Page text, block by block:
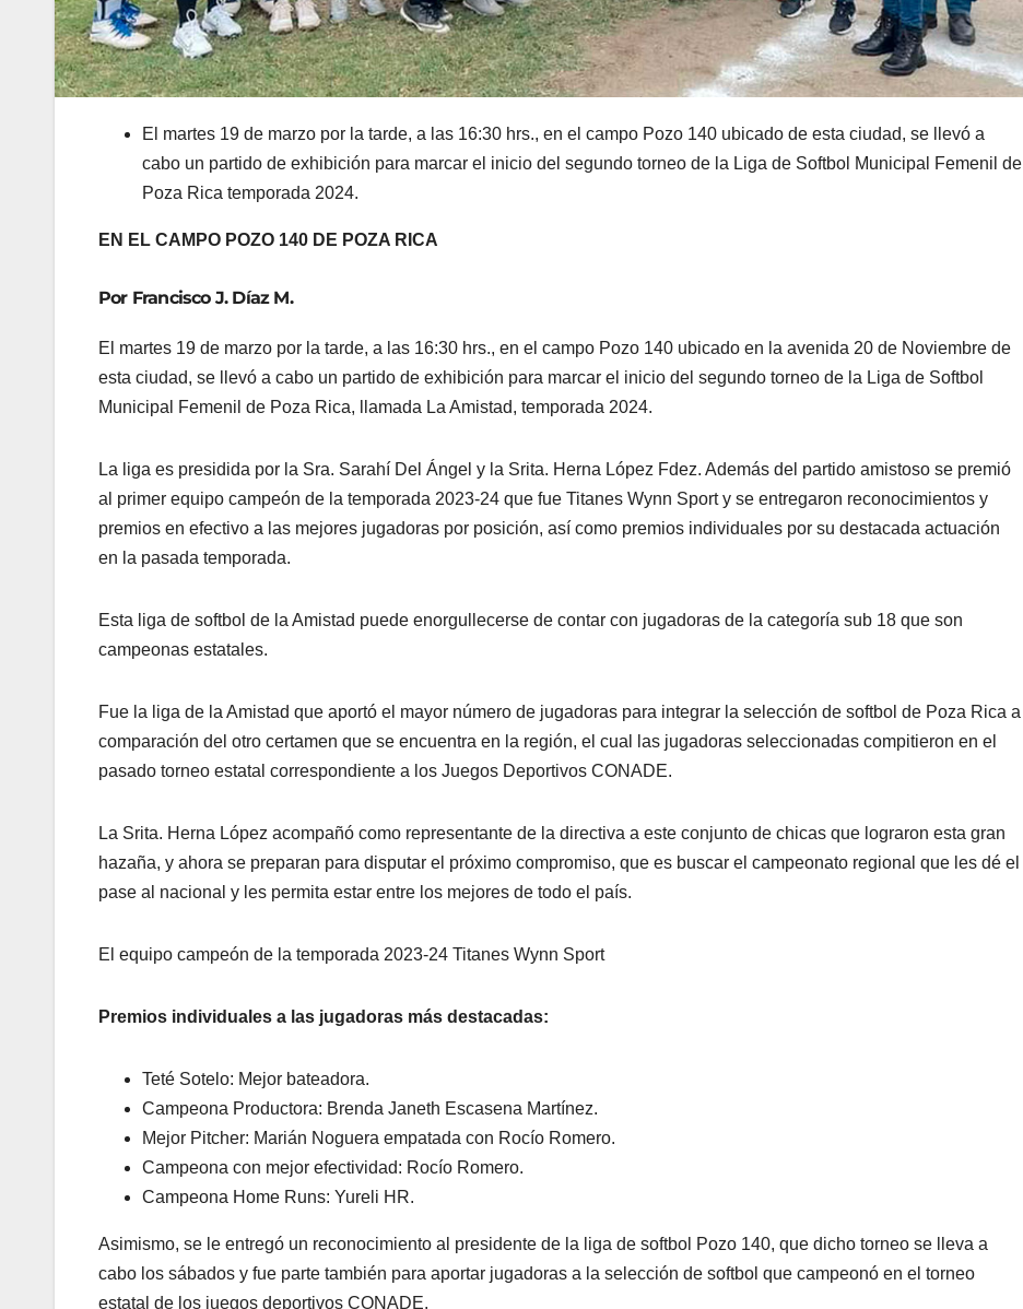
El martes 19 de marzo por la tarde, a las 16:30 hrs., en el campo Pozo 140 ubicado de esta ciudad, se llevó a
cabo un partido de exhibición para marcar el inicio del segundo torneo de la Liga de Softbol Municipal Femenil de
Poza Rica temporada 2024.
EN EL CAMPO POZO 140 DE POZA RICA
Por Francisco J. Díaz M.
El martes 19 de marzo por la tarde, a las 16:30 hrs., en el campo Pozo 140 ubicado en la avenida 20 de Noviembre de
esta ciudad, se llevó a cabo un partido de exhibición para marcar el inicio del segundo torneo de la Liga de Softbol
Municipal Femenil de Poza Rica, llamada La Amistad, temporada 2024.
La liga es presidida por la Sra. Sarahí Del Ángel y la Srita. Herna López Fdez. Además del partido amistoso se premió
al primer equipo campeón de la temporada 2023-24 que fue Titanes Wynn Sport y se entregaron reconocimientos y
premios en efectivo a las mejores jugadoras por posición, así como premios individuales por su destacada actuación
en la pasada temporada.
Esta liga de softbol de la Amistad puede enorgullecerse de contar con jugadoras de la categoría sub 18 que son
campeonas estatales.
Fue la liga de la Amistad que aportó el mayor número de jugadoras para integrar la selección de softbol de Poza Rica a
comparación del otro certamen que se encuentra en la región, el cual las jugadoras seleccionadas compitieron en el
pasado torneo estatal correspondiente a los Juegos Deportivos CONADE.
La Srita. Herna López acompañó como representante de la directiva a este conjunto de chicas que lograron esta gran
hazaña, y ahora se preparan para disputar el próximo compromiso, que es buscar el campeonato regional que les dé el
pase al nacional y les permita estar entre los mejores de todo el país.
El equipo campeón de la temporada 2023-24 Titanes Wynn Sport
Premios individuales a las jugadoras más destacadas:
Teté Sotelo: Mejor bateadora.
Campeona Productora: Brenda Janeth Escasena Martínez.
Mejor Pitcher: Marián Noguera empatada con Rocío Romero.
Campeona con mejor efectividad: Rocío Romero.
Campeona Home Runs: Yureli HR.
Asimismo, se le entregó un reconocimiento al presidente de la liga de softbol Pozo 140, que dicho torneo se lleva a
cabo los sábados y fue parte también para aportar jugadoras a la selección de softbol que campeonó en el torneo
estatal de los juegos deportivos CONADE.